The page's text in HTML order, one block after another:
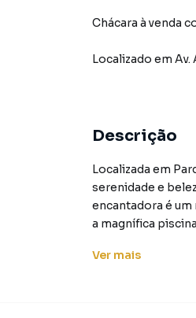
Chácara à venda
Localizado em Av.
Descrição
Localizada em
serenidade e
encantadora é
a magnífica
Além disso, a
Ver mais